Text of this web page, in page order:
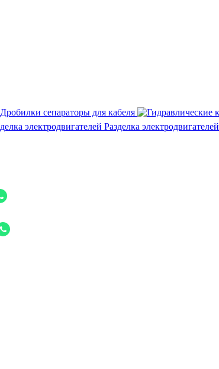
Дробилки сепараторы для кабеля
Разделка электродвигателей